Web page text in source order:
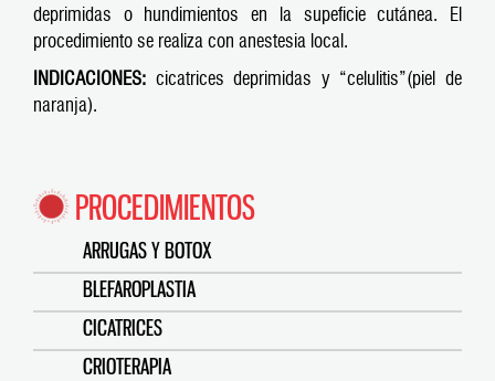
deprimidas o hundimientos en la supeficie cutánea. El
procedimiento se realiza con anestesia local.
INDICACIONES: cicatrices deprimidas y “celulitis”(piel de
naranja).
PROCEDIMIENTOS
ARRUGAS Y BOTOX
BLEFAROPLASTIA
CICATRICES
CRIOTERAPIA